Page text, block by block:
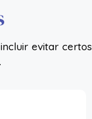
evitar certos